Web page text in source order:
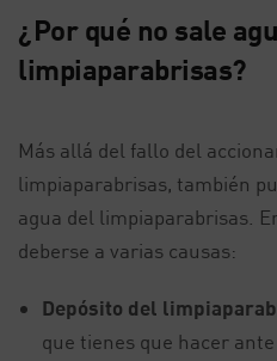
¿Por qué no sale
limpiaparabrisas?
Más allá del fallo del
limpiaparabrisas, también
agua del limpiaparabrisas.
deberse a varias causas:
Depósito del
que tienes que hacer